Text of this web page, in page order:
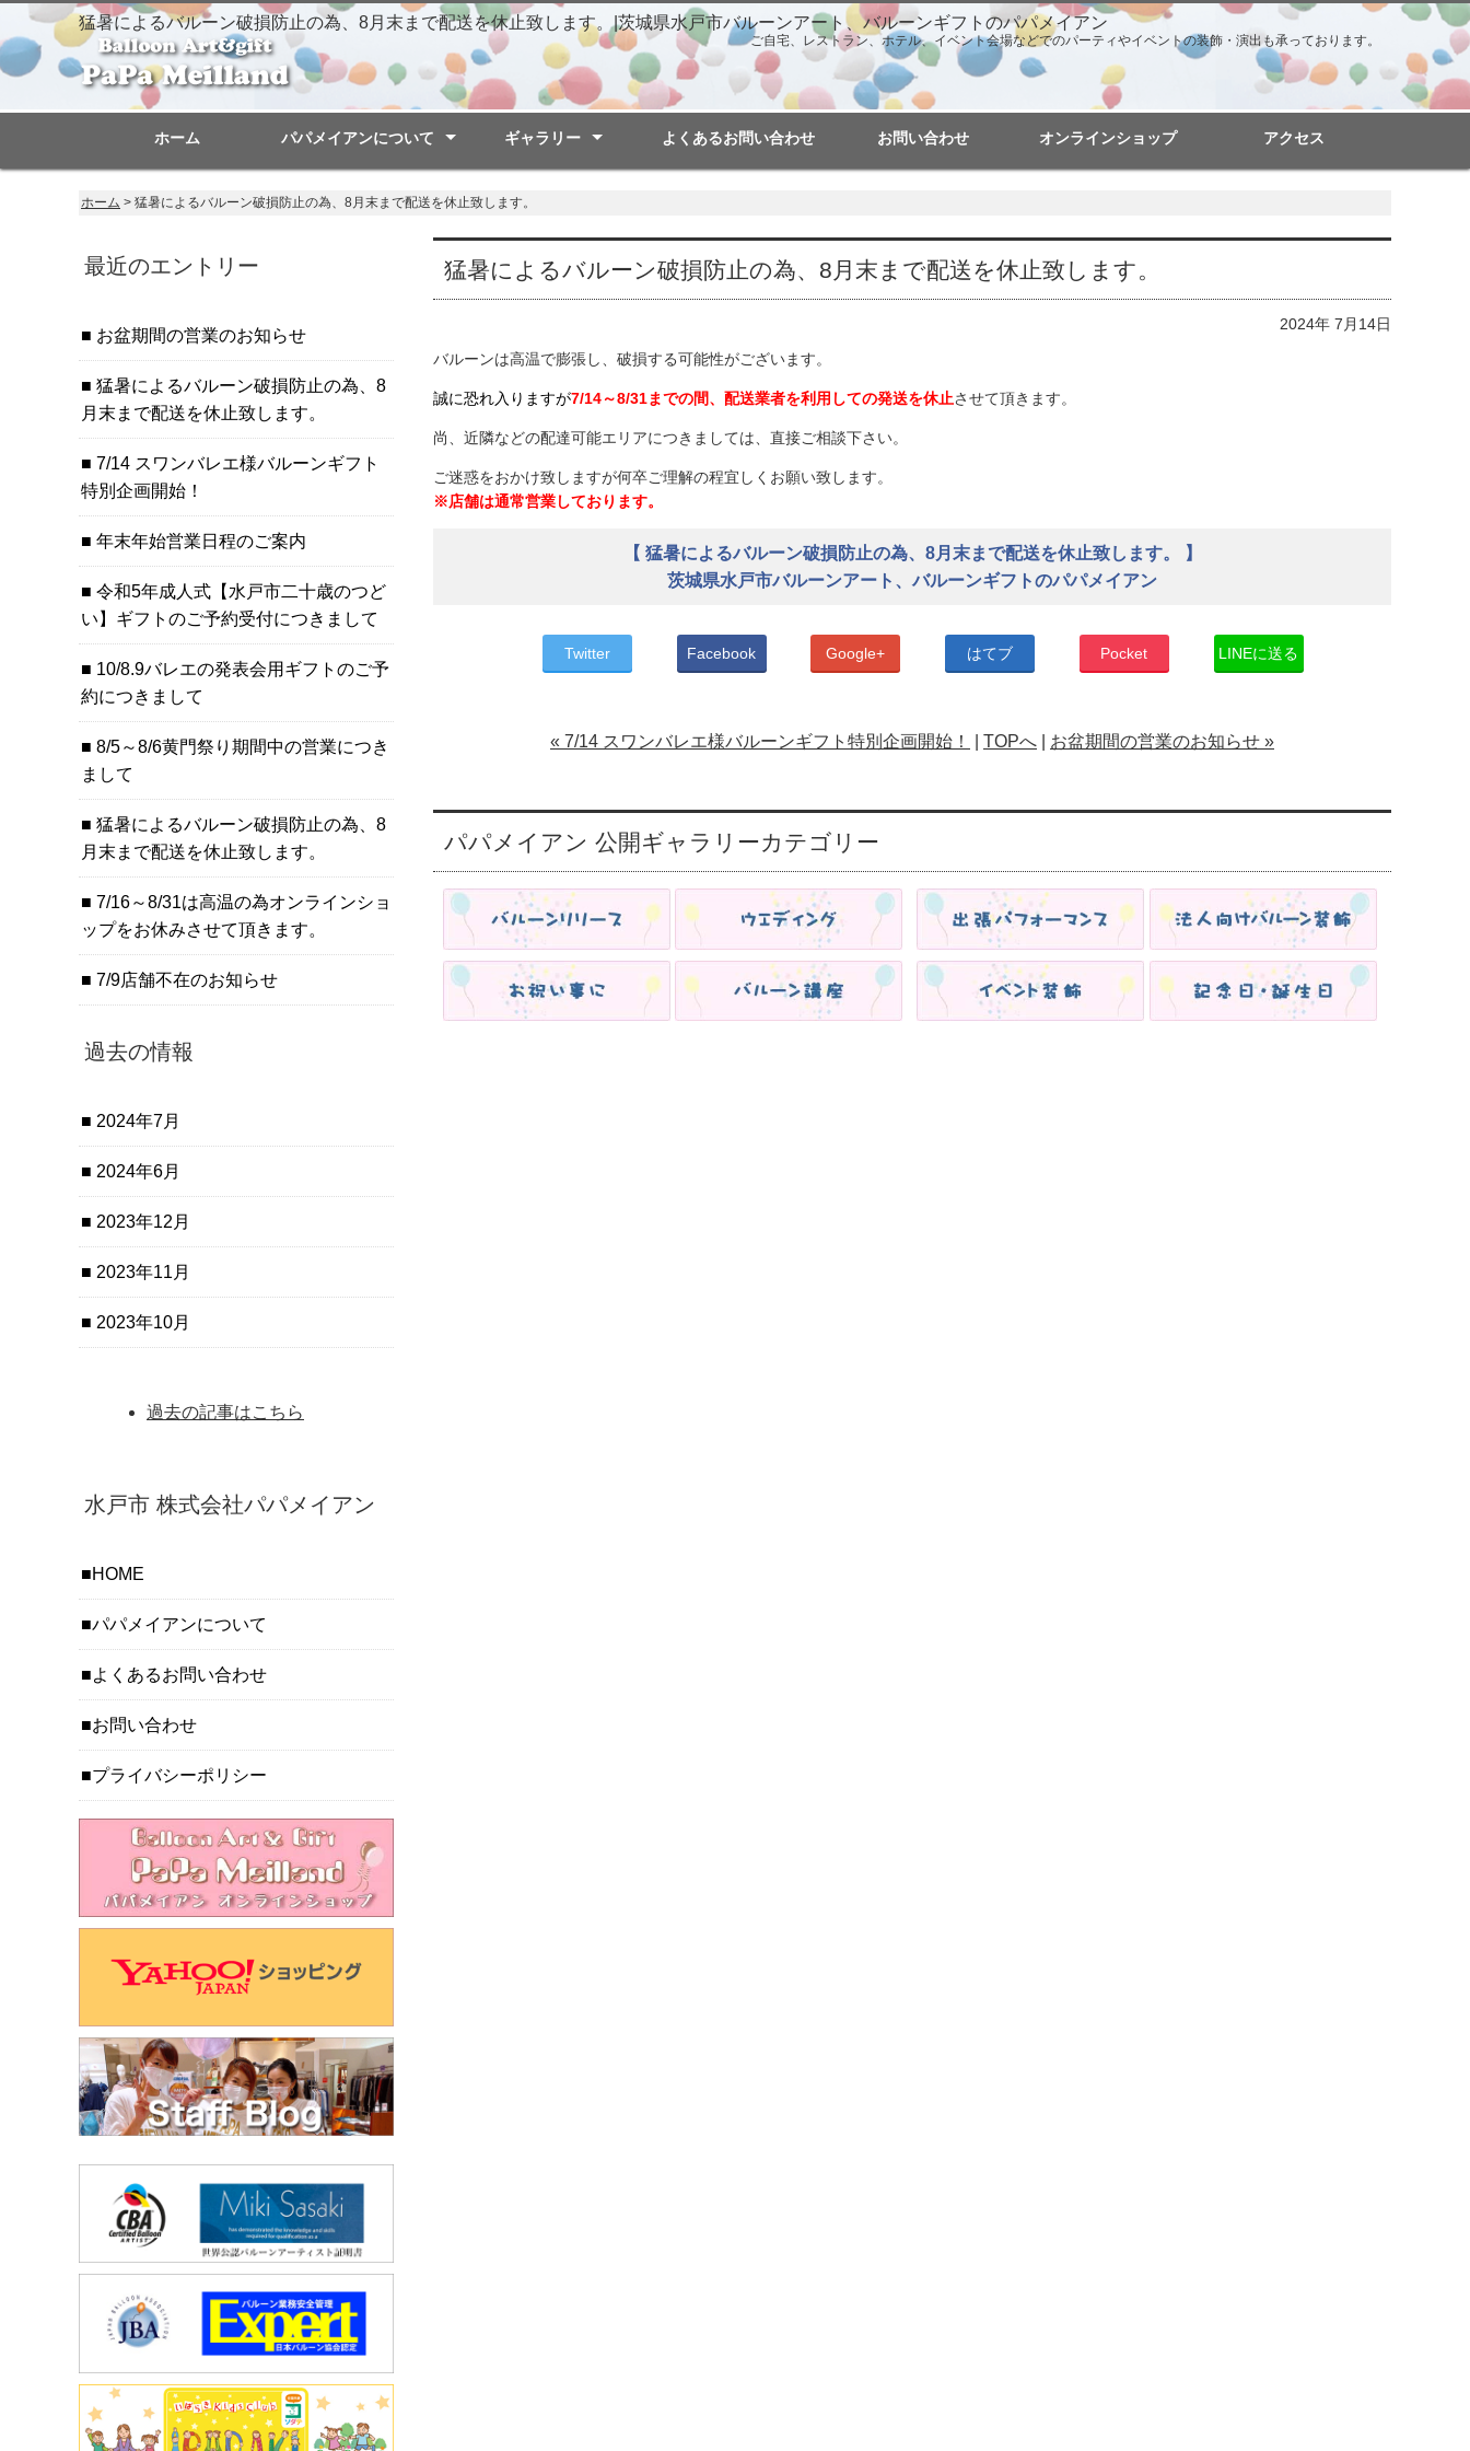
猛暑によるバルーン破損防止の為、8月末まで配送を休止致します。|茨城県水戸市バルーンアート、バルーンギフトのパパメイアン
ご自宅、レストラン、ホテル、イベント会場などでのパーティやイベントの装飾・演出も承っております。
ホーム パパメイアンについて ギャラリー よくあるお問い合わせ お問い合わせ オンラインショップ アクセス
ホーム > 猛暑によるバルーン破損防止の為、8月末まで配送を休止致します。
猛暑によるバルーン破損防止の為、8月末まで配送を休止致します。
2024年 7月14日
バルーンは高温で膨張し、破損する可能性がございます。
誠に恐れ入りますが7/14～8/31までの間、配送業者を利用しての発送を休止させて頂きます。
尚、近隣などの配達可能エリアにつきましては、直接ご相談下さい。
ご迷惑をおかけ致しますが何卒ご理解の程宜しくお願い致します。
※店舗は通常営業しております。
【 猛暑によるバルーン破損防止の為、8月末まで配送を休止致します。 】
茨城県水戸市バルーンアート、バルーンギフトのパパメイアン
Twitter Facebook Google+ はてブ Pocket LINEに送る
« 7/14 スワンバレエ様バルーンギフト特別企画開始！ TOPへ お盆期間の営業のお知らせ »
パパメイアン 公開ギャラリーカテゴリー
最近のエントリー
お盆期間の営業のお知らせ
猛暑によるバルーン破損防止の為、8
月末まで配送を休止致します。
7/14 スワンバレエ様バルーンギフト
特別企画開始！
年末年始営業日程のご案内
令和5年成人式【水戸市二十歳のつど
い】ギフトのご予約受付につきまして
10/8.9バレエの発表会用ギフトのご予
約につきまして
8/5～8/6黄門祭り期間中の営業につき
まして
猛暑によるバルーン破損防止の為、8
月末まで配送を休止致します。
7/16～8/31は高温の為オンラインショ
ップをお休みさせて頂きます。
7/9店舗不在のお知らせ
過去の情報
2024年7月
2024年6月
2023年12月
2023年11月
2023年10月
過去の記事はこちら
水戸市 株式会社パパメイアン
HOME
パパメイアンについて
よくあるお問い合わせ
お問い合わせ
プライバシーポリシー